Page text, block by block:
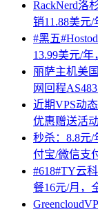
RackNerd洛
销11.88美元
#黑五
13.99美元/
丽萨主机美
网回程
近期VPS动
优惠赠送活
秒杀：8.8元
付宝/微信支
#618#TY云
餐16元/月，